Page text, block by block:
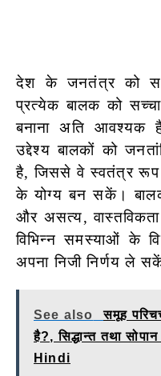
देश के जनतंत्र को
प्रत्येक बालक को
बनाना अति आवश्यक
उद्देश्य बालकों को
है, जिससे वे स्वतंत्र रूप
के योग्य बन सकें।
और असत्य,
विभिन्न समस्याओं के
अपना निजी निर्णय ले
See also
समूह
है?, सिद्धान्त तथा
Hindi